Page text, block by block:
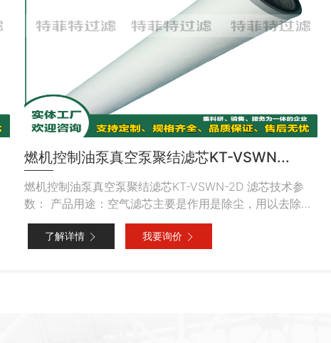
燃机控制油泵真空泵聚结滤芯KT-VSWN...
燃机控制油泵真空泵聚结滤芯KT-VSWN-2D 滤芯技术参
数： 产品用途：空气滤芯主要是作用是除尘，用以去除空
[…]
了解详情 我要询价